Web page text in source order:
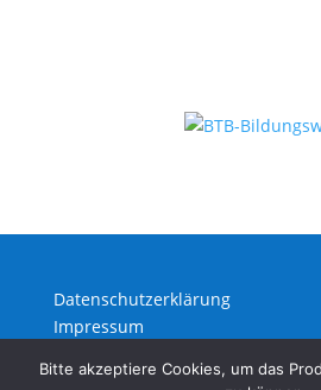
Datenschutzerklärung
Impressum
Bitte akzeptiere Cookies, um das